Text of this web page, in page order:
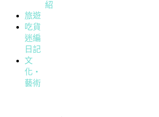
紹
旅遊
吃貨
迷編
日記
文
化・
藝術